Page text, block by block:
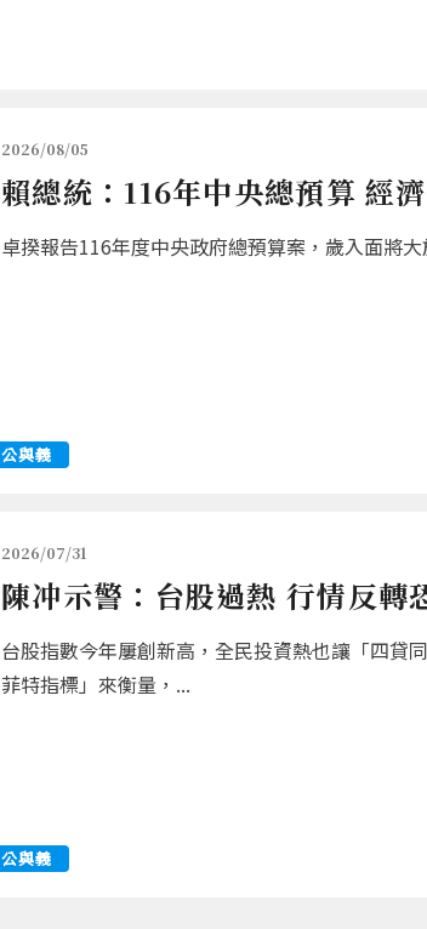
2026/08/05
賴總統：116年中央總預算 經
卓揆報告116年度中央政府總預算案，歲入面將
公與義
2026/07/31
陳冲示警：台股過熱 行情反轉
台股指數今年屢創新高，全民投資熱也讓「四貸
菲特指標」來衡量，...
公與義